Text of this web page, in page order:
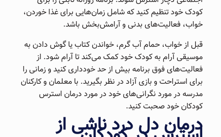
کودک خود تنظیم کنید که شامل زمان‌هایی برای غذا خوردن،
خواب، فعالیت‌های بدنی و آرامش‌بخش باشد.
قبل از خواب، حمام آب گرم، خواندن کتاب یا گوش دادن به
موسیقی آرام به کودک خود کمک می‌کند تا آرام شود. از
فعالیت‌های فوق برنامه بیش از حد خودداری کنید و زمانی را
برای استراحت و بازی آزاد در نظر بگیرید. با معلمان و کارکنان
مدرسه در مورد نگرانی‌های خود در مورد درمان استرس
کودکان خود صحبت کنید.
درمان دل درد ناشی از